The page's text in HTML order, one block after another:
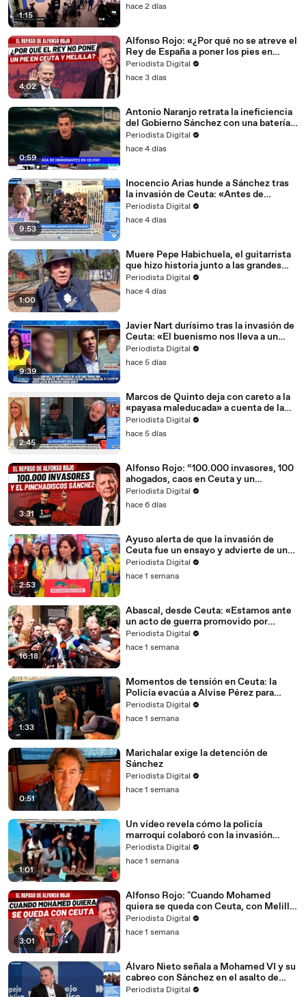
1:15
hace 2 días
4:02
Alfonso Rojo: «¿Por qué no se atreve el
Rey de España a poner los pies en
Ceuta y Melilla?»
Periodista Digital
hace 3 días
0:59
Antonio Naranjo retrata la ineficiencia
del Gobierno Sánchez con una batería
de preguntas sobre Ceuta
Periodista Digital
hace 4 días
9:53
Inocencio Arias hunde a Sánchez tras
la invasión de Ceuta: «Antes de
morirme, me gustaría que lo explicara»
Periodista Digital
hace 4 días
1:00
Muere Pepe Habichuela, el guitarrista
que hizo historia junto a las grandes
leyendas del cante
Periodista Digital
hace 4 días
9:39
Javier Nart durísimo tras la invasión de
Ceuta: «El buenismo nos lleva a un
problema muy grave»
Periodista Digital
hace 5 días
2:45
Marcos de Quinto deja con careto a la
«payasa maleducada» a cuenta de la
invasión de Ceuta
Periodista Digital
hace 5 días
3:31
Alfonso Rojo: “100.000 invasores, 100
ahogados, caos en Ceuta y un
pinchadiscos llamado Sánchez”
Periodista Digital
hace 6 días
2:53
Ayuso alerta de que la invasión de
Ceuta fue un ensayo y advierte de un
«asalto final» de Marruecos
Periodista Digital
hace 1 semana
16:18
Abascal, desde Ceuta: «Estamos ante
un acto de guerra promovido por
Marruecos»
Periodista Digital
hace 1 semana
1:33
Momentos de tensión en Ceuta: la
Policía evacúa a Alvise Pérez para
evitar que sea agredido
Periodista Digital
hace 1 semana
0:51
Marichalar exige la detención de
Sánchez
Periodista Digital
hace 1 semana
1:01
Un vídeo revela cómo la policía
marroquí colaboró con la invasión
migratoria a Ceuta
Periodista Digital
hace 1 semana
3:01
Alfonso Rojo: "Cuando Mohamed
quiera se queda con Ceuta, con Melilla
y si quiere con Marbella"
Periodista Digital
hace 1 semana
Álvaro Nieto señala a Mohamed VI y su
cabreo con Sánchez en el asalto de
Ceuta: “Se ha enfadado, es un aviso”
Periodista Digital